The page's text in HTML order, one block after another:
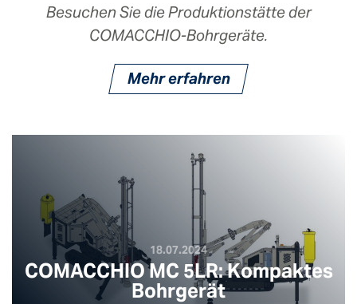
Besuchen Sie die Produktionstätte der
COMACCHIO-Bohrgeräte.
Mehr erfahren
18.07.2024
COMACCHIO MC 5LR: Kompaktes
Bohrgerät